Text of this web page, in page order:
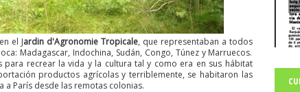
el Jardin d'Agronomie Tropicale, que representaban a todos
Madagascar, Indochina, Sudán, Congo, Túnez y Marruecos.
recrear la vida y la cultura tal y como era en sus hábitat
productos agrícolas y terriblemente, se habitaron las
París desde las remotas colonias.